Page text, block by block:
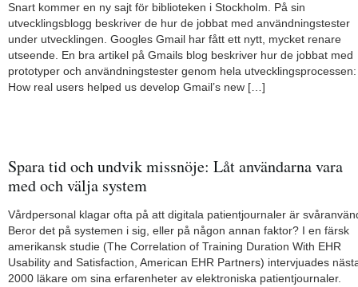
Snart kommer en ny sajt för biblioteken i Stockholm. På sin
utvecklingsblogg beskriver de hur de jobbat med användningstester
under utvecklingen. Googles Gmail har fått ett nytt, mycket renare
utseende. En bra artikel på Gmails blog beskriver hur de jobbat med
prototyper och användningstester genom hela utvecklingsprocessen:
How real users helped us develop Gmail’s new […]
Spara tid och undvik missnöje: Låt användarna vara
med och välja system
Vårdpersonal klagar ofta på att digitala patientjournaler är
Beror det på systemen i sig, eller på någon annan faktor? I en färsk
amerikansk studie (The Correlation of Training Duration With EHR
Usability and Satisfaction, American EHR Partners) intervjuades
2000 läkare om sina erfarenheter av elektroniska patientjournaler.